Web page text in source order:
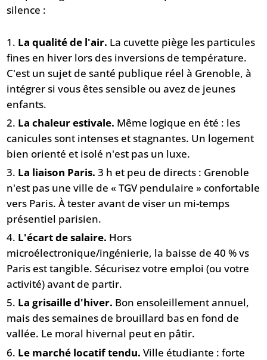
silence :
La qualité de l'air. La cuvette piège les particules
fines en hiver lors des inversions de température.
C'est un sujet de santé publique réel à Grenoble, à
intégrer si vous êtes sensible ou avez de jeunes
enfants.
La chaleur estivale. Même logique en été : les
canicules sont intenses et stagnantes. Un logement
bien orienté et isolé n'est pas un luxe.
La liaison Paris. 3 h et peu de directs : Grenoble
n'est pas une ville de « TGV pendulaire » confortable
vers Paris. À tester avant de viser un mi-temps
présentiel parisien.
L'écart de salaire. Hors
microélectronique/ingénierie, la baisse de 40 % vs
Paris est tangible. Sécurisez votre emploi (ou votre
activité) avant de partir.
La grisaille d'hiver. Bon ensoleillement annuel,
mais des semaines de brouillard bas en fond de
vallée. Le moral hivernal peut en pâtir.
Le marché locatif tendu. Ville étudiante : forte